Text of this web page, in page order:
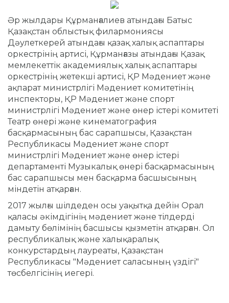
Әр жылдары Құрманғалиев атындағы Батыс
Қазақстан облыстық филармониясы
Дәулеткерей атындағы қазақ халық аспаптары
оркестрінің артисі, Құрманғазы атындағы Қазақ
мемлекеттік академиялық халық аспаптары
оркестрінің жетекші артисі, ҚР Мәдениет және
ақпарат министрлігі Мәдениет комитетінің
инспекторы, ҚР Мәдениет және спорт
министрлігі Мәдениет және өнер істері комитеті
Театр өнері және кинематография
басқармасының бас сарапшысы, Қазақстан
Республикасы Мәдениет және спорт
министрлігі Мәдениет және өнер істері
департаменті Музыкалық өнері басқармасының
бас сарапшысы мен басқарма басшысының
міндетін атқарған.
2017 жылғы шілдеден осы уақытқа дейін Орал
қаласы әкімдігінің мәдениет және тілдерді
дамыту бөлімінің басшысы қызметін атқарған. Ол
республикалық және халықаралық
конкурстардың лауреаты, Қазақстан
Республикасы "Мәдениет саласының үздігі"
төсбелгісінің иегері.